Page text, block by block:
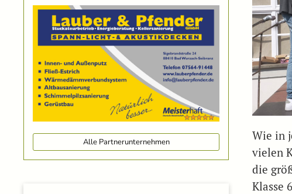
Alle Partnerunternehmen
Wie in
vielen
die
Klasse